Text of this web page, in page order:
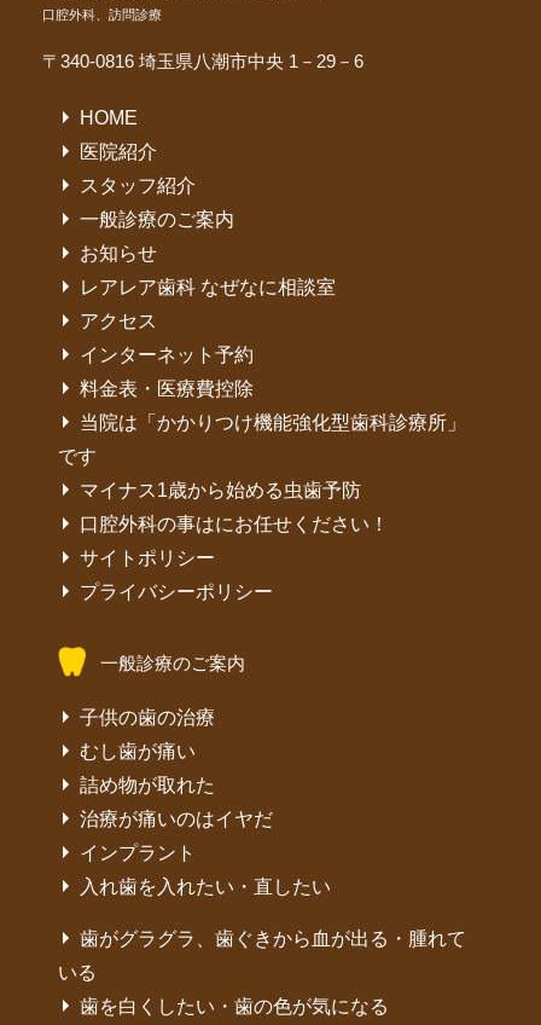
口腔外科、訪問診療
〒340-0816 埼玉県八潮市中央 1－29－6
HOME
医院紹介
スタッフ紹介
一般診療のご案内
お知らせ
レアレア歯科 なぜなに相談室
アクセス
インターネット予約
料金表・医療費控除
当院は「かかりつけ機能強化型歯科診療所」
です
マイナス1歳から始める虫歯予防
口腔外科の事はにお任せください！
サイトポリシー
プライバシーポリシー
一般診療のご案内
子供の歯の治療
むし歯が痛い
詰め物が取れた
治療が痛いのはイヤだ
インプラント
入れ歯を入れたい・直したい
歯がグラグラ、歯ぐきから血が出る・腫れて
いる
歯を白くしたい・歯の色が気になる